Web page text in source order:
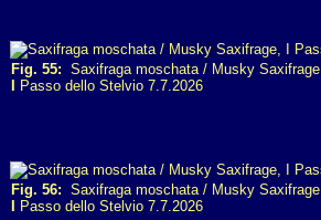
Fig. 55: Saxifraga moschata / Musky Saxifrage
Passo dello Stelvio 7.7.2026
Fig. 56: Saxifraga moschata / Musky Saxifrage
Passo dello Stelvio 7.7.2026